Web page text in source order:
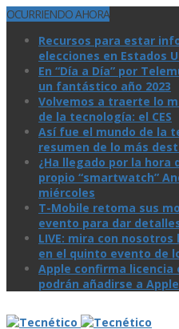
OCURRIENDO AHORA
Recursos para estar
elecciones en Estados
En “Día a Día” por
un fantástico año 2023
Volvemos a traerte lo
de la tecnologí­a: el CES
Así­ fue el mundo de la
resumen de lo más
¿Ha llegado por la hora
propio “smartwatch”
miércoles
T-Mobile retoma sus
evento para dar
LIVE: mira con
en el quinto evento de
Apple confirma licencia
podrán añadirse a